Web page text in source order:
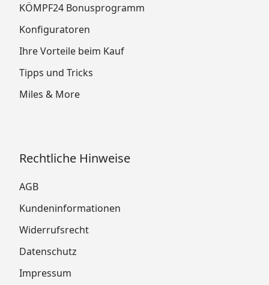
KÖMPF24 Bonusprogramm
Konfiguratoren
Ihre Vorteile beim Kauf
Tipps und Tricks
Miles & More
Rechtliche Hinweise
AGB
Kundeninformationen
Widerrufsrecht
Datenschutz
Impressum